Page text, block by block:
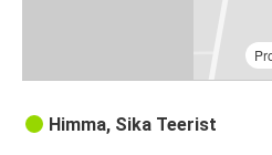
Himma, Sika Teerist